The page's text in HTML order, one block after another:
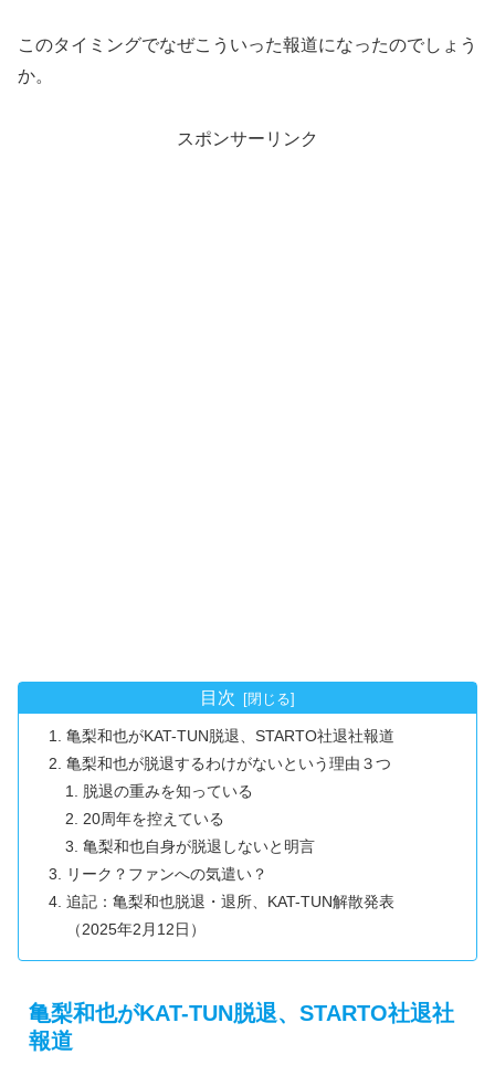
このタイミングでなぜこういった報道になったのでしょう
か。
スポンサーリンク
目次
亀梨和也がKAT-TUN脱退、STARTO社退社報道
亀梨和也が脱退するわけがないという理由３つ
脱退の重みを知っている
20周年を控えている
亀梨和也自身が脱退しないと明言
リーク？ファンへの気遣い？
追記：亀梨和也脱退・退所、KAT-TUN解散発表
（2025年2月12日）
亀梨和也がKAT-TUN脱退、STARTO社退社
報道